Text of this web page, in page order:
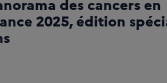
des cancers en
2025, édition